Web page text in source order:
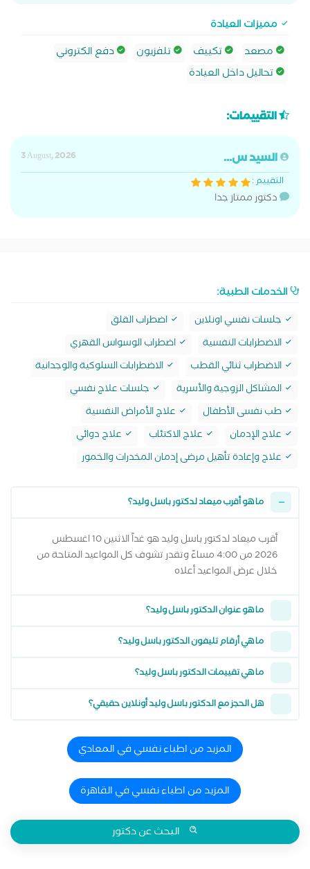
مميزات العيادة
مصعد
تكييف تلفزيون
دفع الكتروني
تحاليل داخل العيادة
التقييمات:
السيد س...
3 August, 2026
التقييم :
دكتور ممتاز جدا
الخدمات الطبية:
جلسات نفسي اونلاين
اضطراب القلق
الاضطرابات النفسية
اضطراب الوسواس القهري
الاضطراب ثنائي القطب
الاضطرابات السلوكية والوجدانية
المشاكل الزوجية والأسرية
جلسات علاج نفسي
طب نفسى الأطفال
علاج الأمراض النفسية
علاج الإدمان
علاج الاكتئاب
علاج دوائي
علاج وإعادة تأهيل مرضى إدمان المخدرات والخمور
ما هو أقرب ميعاد لدكتور باسل وليد؟
أقرب ميعاد لدكتور باسل وليد هو غداً الاثنين 10 اغسطس
2026 من 4:00 مساءً وتقدر تشوف كل المواعيد المتاحة من
خلال عرض المواعيد أعلاه
ما هو عنوان الدكتور باسل وليد؟
ما هي أرقام تليفون الدكتور باسل وليد؟
ما هي تقييمات الدكتور باسل وليد؟
هل الحجز مع الدكتور باسل وليد أونلاين حقيقي؟
المزيد من اطباء نفسي في المعادي
المزيد من اطباء نفسي في القاهرة
البحث عن دكتور